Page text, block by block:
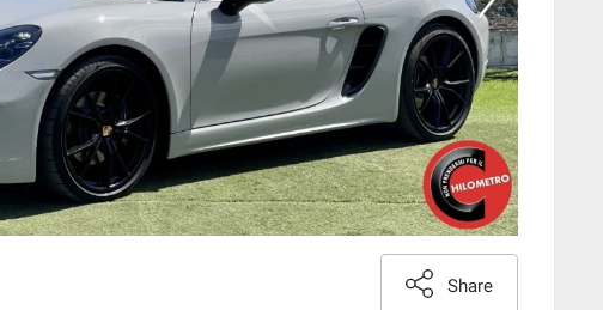
Share